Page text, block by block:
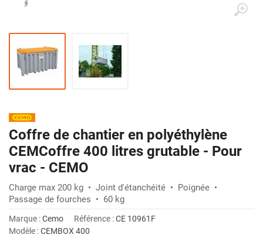
Coffre de chantier en polyéthylène
CEMCoffre 400 litres grutable - Pour
vrac - CEMO
Charge max 200 kg • Joint d'étanchéité • Poignée •
Passage de fourches • 60 kg
Marque :Cemo Référence :CE 10961F
Modèle :CEMBOX 400